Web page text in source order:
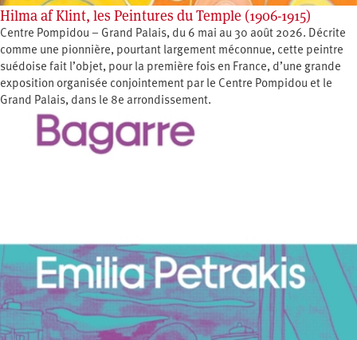
Hilma af Klint, les Peintures du Temple (1906-1915)
Centre Pompidou – Grand Palais, du 6 mai au 30 août 2026. Décrite
comme une pionnière, pourtant largement méconnue, cette peintre
suédoise fait l’objet, pour la première fois en France, d’une grande
exposition organisée conjointement par le Centre Pompidou et le
Grand Palais, dans le 8e arrondissement.